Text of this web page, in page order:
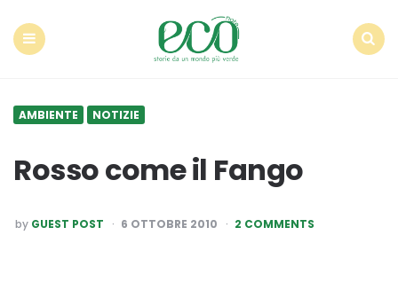
AMBIENTE NOTIZIE
Rosso come il Fango
POSTED
BY
by GUEST POST 6 OTTOBRE 2010 2 COMMENTS